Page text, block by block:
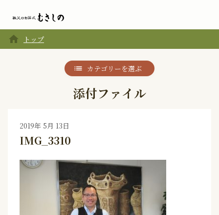
home トップ
カテゴリーを選ぶ
添付ファイル
2019年 5月 13日
IMG_3310